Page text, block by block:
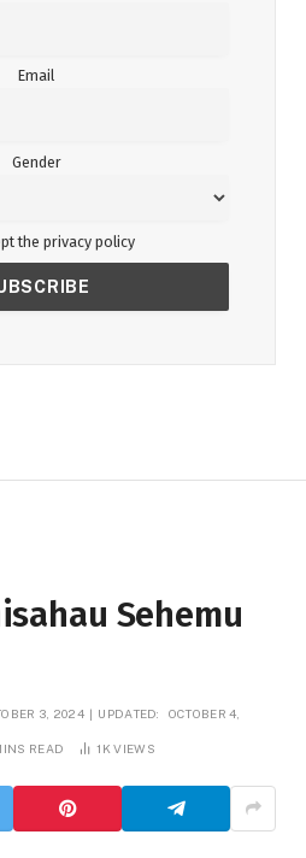
Email
Gender
the privacy policy
Sehemu
3, 2024 UPDATED: OCTOBER 4,
READ 1KVIEWS